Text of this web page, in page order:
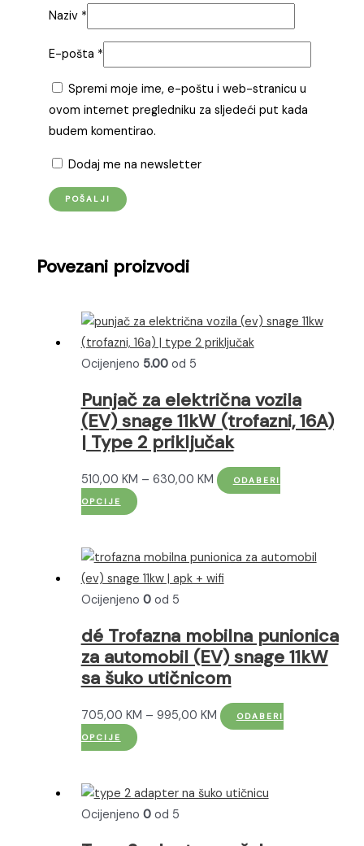
Naziv *
E-pošta *
Spremi moje ime, e-poštu i web-stranicu u
ovom internet pregledniku za sljedeći put kada
budem komentirao.
Dodaj me na newsletter
Povezani proizvodi
Ocijenjeno 5.00od 5
Punjač za električna vozila
(EV) snage 11kW (trofazni, 16A)
| Type 2 priključak
510,00 KM – 630,00 KMRaspon
do
630,00 KM
ODABERI
OPCIJE
Ovaj
više
varijanti.
Opcije
se
mogu
odabrati
na
stranici
proizvoda
Ocijenjeno 0od 5
dé Trofazna mobilna punionica
za automobil (EV) snage 11kW
sa šuko utičnicom
705,00 KM – 995,00 KMRaspon
do
ODABERI
OPCIJE
Ovaj
više
varijanti.
Opcije
Ocijenjeno 0od 5